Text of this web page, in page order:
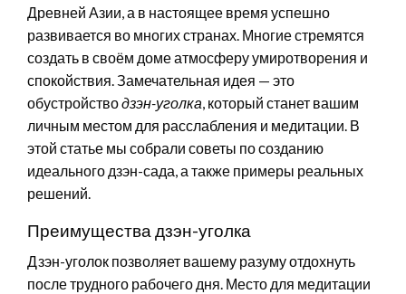
Древней Азии, а в настоящее время успешно
развивается во многих странах. Многие стремятся
создать в своём доме атмосферу умиротворения и
спокойствия. Замечательная идея — это
обустройстводзэн-уголка, который станет вашим
личным местом для расслабления и медитации. В
этой статье мы собрали советы по созданию
идеального дзэн-сада, а также примеры реальных
решений.
Преимущества дзэн-уголка
Дзэн-уголок позволяет вашему разуму отдохнуть
после трудного рабочего дня. Место для медитации